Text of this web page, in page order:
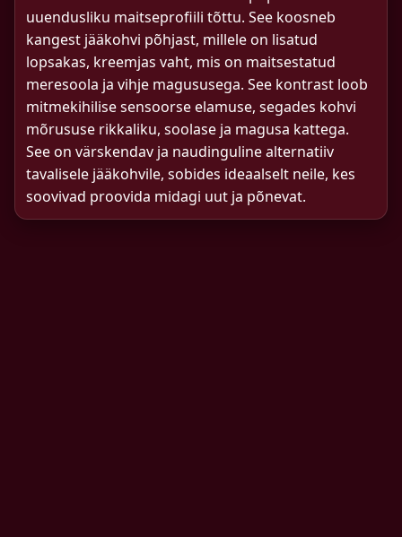
uuendusliku maitseprofiili tõttu. See koosneb
kangest jääkohvi põhjast, millele on lisatud
lopsakas, kreemjas vaht, mis on maitsestatud
meresoola ja vihje magususega. See kontrast loob
mitmekihilise sensoorse elamuse, segades kohvi
mõrususe rikkaliku, soolase ja magusa kattega.
See on värskendav ja naudinguline alternatiiv
tavalisele jääkohvile, sobides ideaalselt neile, kes
soovivad proovida midagi uut ja põnevat.